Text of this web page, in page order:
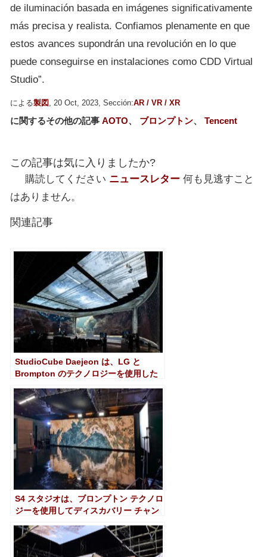
de iluminación basada en imágenes significativamente
más precisa y realista. Confiamos plenamente en que
estos avances supondrán una revolución en lo que
puede conseguirse en instalaciones como CDD Virtual
Studio”.
による製図 , 20 Oct, 2023, Sección:AR / VR / XR
に関するその他の記事 AOTO、 ブロンプトン、 Tencent
この記事は気に入りましたか?
購読してください ニュースレター 何も見逃すこと
はありません。
関連記事
StudioCube Daejeon は、LG と
Brompton のテクノロジーを使用した
オを導入
S4 スタジオは、ブロンプトン テクノロ
ジーを使用してディスカバリー チャン
供します